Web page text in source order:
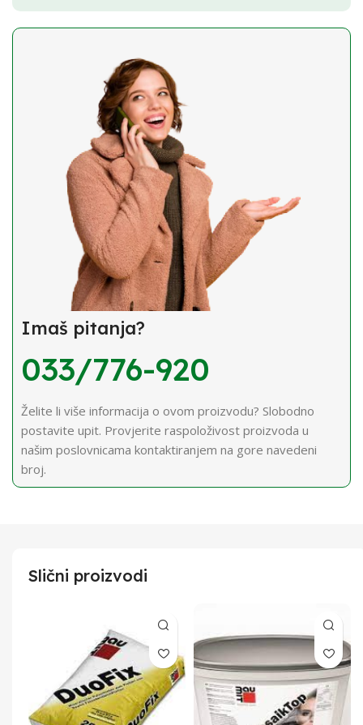
Imaš pitanja?
033/776-920
Želite li više informacija o ovom proizvodu? Slobodno
postavite upit. Provjerite raspoloživost proizvoda u
našim poslovnicama kontaktiranjem na gore navedeni
broj.
Slični proizvodi